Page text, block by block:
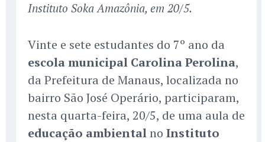
Instituto Soka Amazônia, em 20/5.
Vinte e sete estudantes do 7º ano da
escola municipal Carolina Perolina,
da Prefeitura de Manaus, localizada no
bairro São José Operário, participaram,
nesta quarta-feira, 20/5, de uma aula de
educação ambientalno Instituto